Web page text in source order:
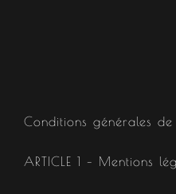
Conditions générales de
ARTICLE 1 – Mentions